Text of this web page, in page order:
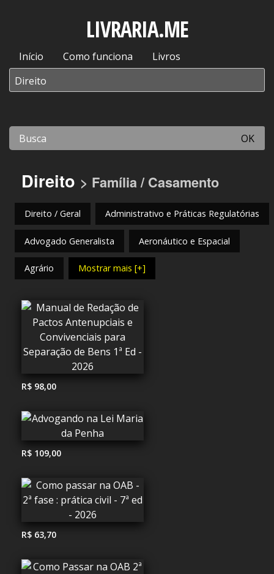
LIVRARIA.ME
Início Como funciona Livros
OK
Direito > Família / Casamento
Direito / Geral Administrativo e Práticas Regulatórias
Advogado Generalista Aeronáutico e Espacial
Agrário Mostrar mais [+]
R$ 98,00
R$ 109,00
R$ 63,70